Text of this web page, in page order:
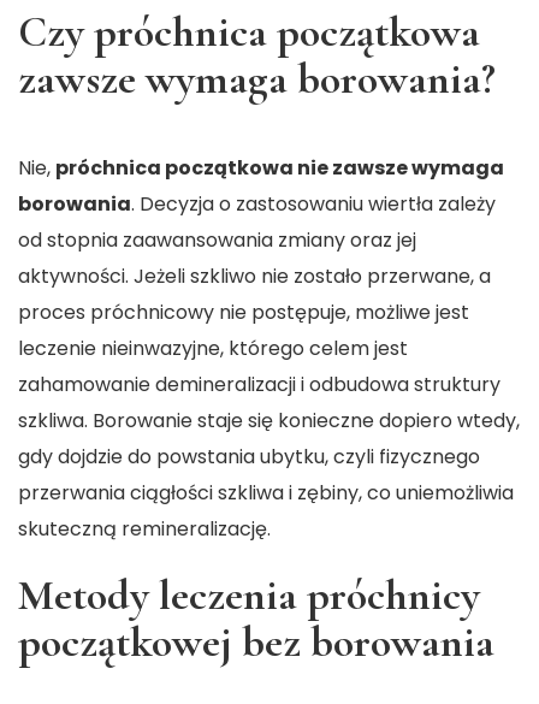
Czy próchnica początkowa
zawsze wymaga borowania?
Nie, próchnica początkowa nie zawsze wymaga
borowania. Decyzja o zastosowaniu wiertła zależy
od stopnia zaawansowania zmiany oraz jej
aktywności. Jeżeli szkliwo nie zostało przerwane, a
proces próchnicowy nie postępuje, możliwe jest
leczenie nieinwazyjne, którego celem jest
zahamowanie demineralizacji i odbudowa struktury
szkliwa. Borowanie staje się konieczne dopiero wtedy,
gdy dojdzie do powstania ubytku, czyli fizycznego
przerwania ciągłości szkliwa i zębiny, co uniemożliwia
skuteczną remineralizację.
Metody leczenia próchnicy
początkowej bez borowania